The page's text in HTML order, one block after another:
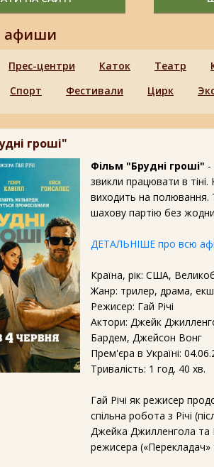
афиши
Прес-центри Каток Театр
Спорт Фестивали Цирк
гроші"
Фільм "Брудні гроші" -
звикли працювати в
виходить на
шахову партію без
ДЕТАЛЬНІШЕ про всю
Країна, рік: США,
Жанр: трилер, драма,
Режисер: Гай Річі
Актори: Джейк
Бардем, Джейсон Вонг
Прем'єра в Україні:
Тривалість: 1 год. 40 хв.
Гай Річі як режисер
спільна робота з Річі
Джейка Джилленгола та
режисера («Перекладач»